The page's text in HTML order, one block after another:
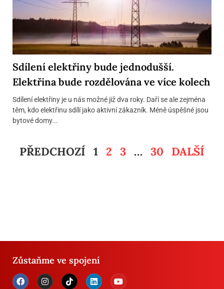
Sdílení elektřiny bude jednodušší.
Elektřina bude rozdělována ve více kolech
Sdílení elektřiny je u nás možné již dva roky. Daří se ale zejména
těm, kdo elektřinu sdílí jako aktivní zákazník. Méně úspěšné jsou
bytové domy...
PŘEDCHOZÍ 1 2 3 … 30 DALŠÍ
Zůstaňme ve spojení